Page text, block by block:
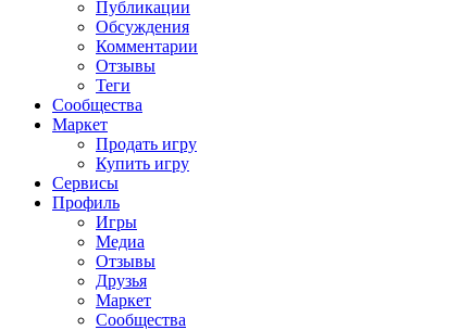
Публикации
Обсуждения
Комментарии
Отзывы
Теги
Сообщества
Маркет
Продать игру
Купить игру
Сервисы
Профиль
Игры
Медиа
Отзывы
Друзья
Маркет
Сообщества